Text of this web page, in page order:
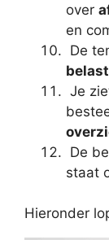
over
en
De
Je
De
staat
Hieronder